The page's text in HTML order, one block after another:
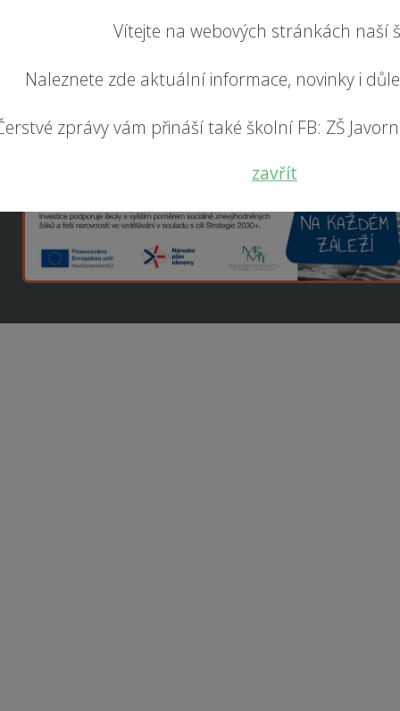
Vítejte na webových stránkách naší
Naleznete zde aktuální informace, novinky i
zprávy vám přináší také školní FB: ZŠ
zavřít